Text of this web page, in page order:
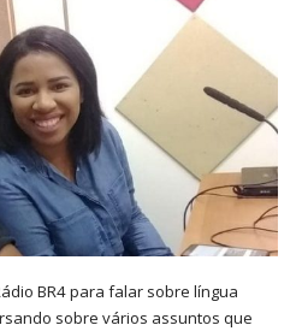
BR4 para falar sobre língua
sobre vários assuntos que